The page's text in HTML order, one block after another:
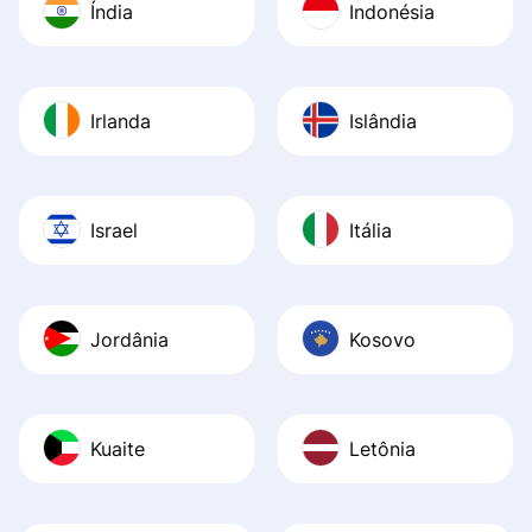
Índia Indonésia
Irlanda Islândia
Israel Itália
Jordânia Kosovo
Kuaite Letônia